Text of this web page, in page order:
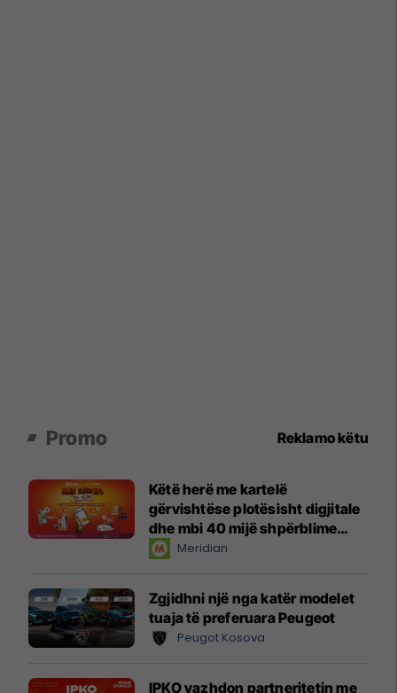
Promo Reklamo këtu
Këtë herë me kartelë
gërvishtëse plotësisht digjitale
dhe mbi 40 mijë shpërblime
instant!Meridian
Zgjidhni një nga katër modelet
tuaja të preferuara Peugeot
Peugot Kosova
IPKO vazhdon partneritetin me